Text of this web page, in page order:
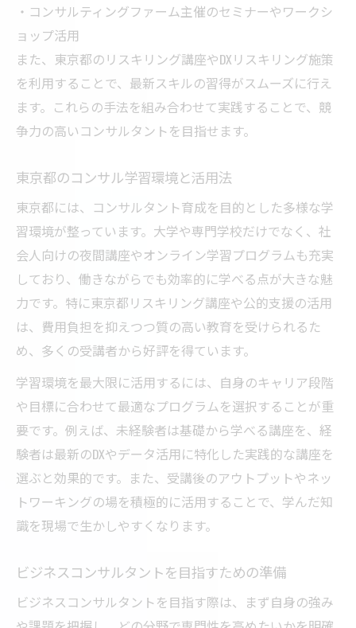
コンサル向け助成金や補助の最新情報
キャリア形成に役立つ公的サポート一覧
支援制度を活用したスキルアップ事例
公的制度でコンサル学習を効果的に進める
・コンサルティングファーム主催のセミナーやワークシ
ョップ活用
また、東京都のリスキリング講座やDXリスキリング施策
を利用することで、最新スキルの習得がスムーズに行え
ます。これらの手法を組み合わせて実践することで、競
争力の高いコンサルタントを目指せます。
東京都のコンサル学習環境と活用法
東京都には、コンサルタント育成を目的とした多様な学
習環境が整っています。大学や専門学校だけでなく、社
会人向けの夜間講座やオンライン学習プログラムも充実
しており、働きながらでも効率的に学べる点が大きな魅
力です。特に東京都リスキリング講座や公的支援の活用
は、費用負担を抑えつつ質の高い教育を受けられるた
め、多くの受講者から好評を得ています。
学習環境を最大限に活用するには、自身のキャリア段階
や目標に合わせて最適なプログラムを選択することが重
要です。例えば、未経験者は基礎から学べる講座を、経
験者は最新のDXやデータ活用に特化した実践的な講座を
選ぶと効果的です。また、受講後のアウトプットやネッ
トワーキングの場を積極的に活用することで、学んだ知
識を現場で生かしやすくなります。
ビジネスコンサルタントを目指すための準備
ビジネスコンサルタントを目指す際は、まず自身の強み